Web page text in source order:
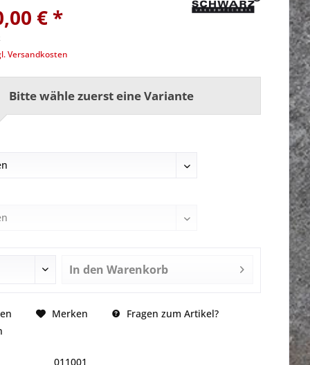
€ *
Versandkosten
Bitte wähle zuerst eine Variante
In den Warenkorb
Merken
Fragen zum Artikel?
011001